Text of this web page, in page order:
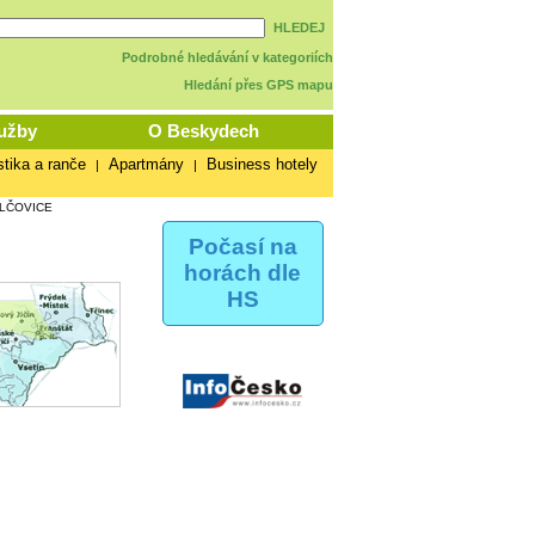
HLEDEJ
Podrobné hledávání v kategoriích
Hledání přes GPS mapu
O Beskydech
a ranče | Apartmány | Business hotely
Počasí na
horách dle
HS